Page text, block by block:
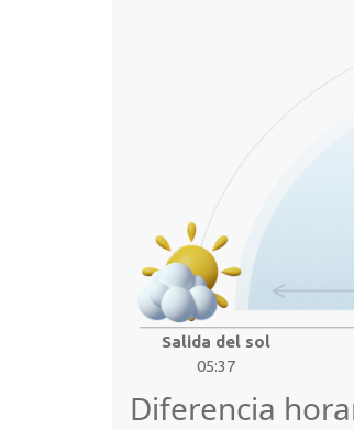
Salida del sol
05:37
Diferencia